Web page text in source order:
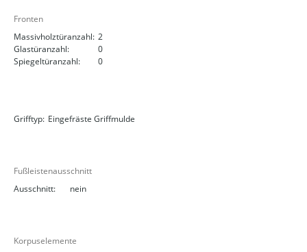
Fronten
Massivholztüranzahl: 2
Glastüranzahl:
0
Spiegeltüranzahl:
0
Grifftyp: Eingefräste Griffmulde
Fußleistenausschnitt
Ausschnitt:
nein
Korpuselemente